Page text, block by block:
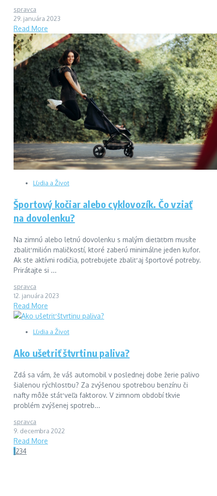
spravca
29. januára 2023
Read More
Ľudia a Život
Športový kočiar alebo cyklovozík. Čo vziať
na dovolenku?
Na zimnú alebo letnú dovolenku s malým dieťaťom musíte
zbaliť milión maličkostí, ktoré zaberú minimálne jeden kufor.
Ak ste aktívni rodičia, potrebujete zbaliť aj športové potreby.
Prirátajte si ...
spravca
12. januára 2023
Read More
Ľudia a Život
Ako ušetriť štvrtinu paliva?
Zdá sa vám, že váš automobil v poslednej dobe žerie palivo
šialenou rýchlosťou? Za zvýšenou spotrebou benzínu či
nafty môže stáť veľa faktorov. V zimnom období tkvie
problém zvýšenej spotreb...
spravca
9. decembra 2022
Read More
1234